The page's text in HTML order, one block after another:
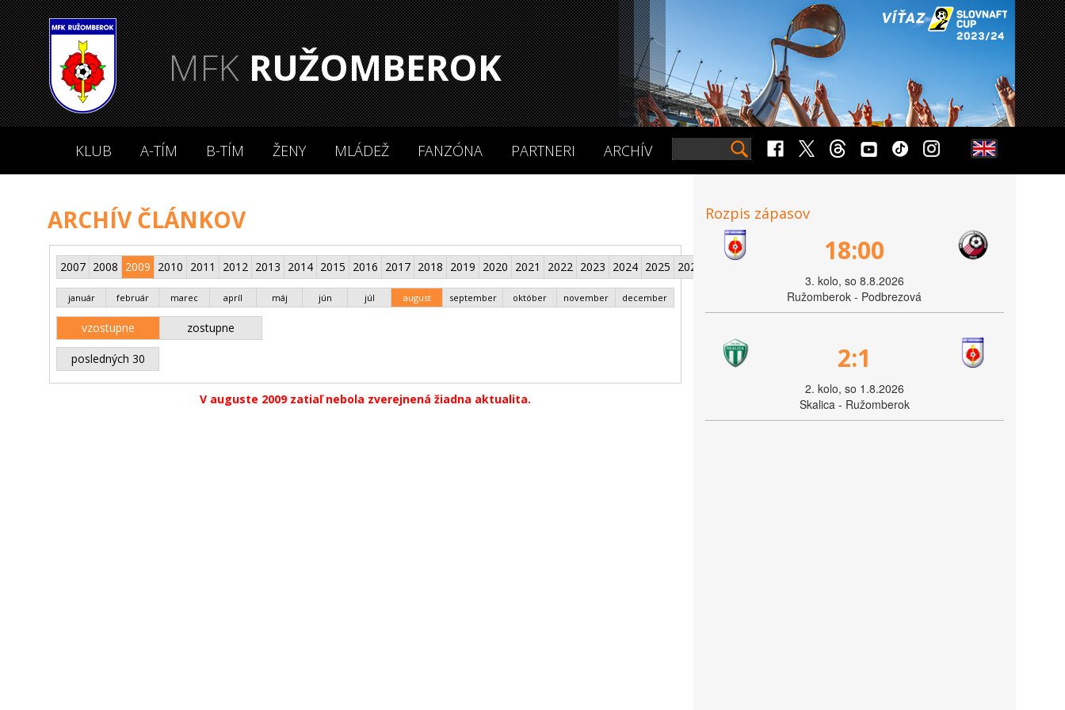
MFKRUŽOMBEROK
KLUB A-TÍM B-TÍM ŽENY MLÁDEŽ FANZÓNA PARTNERI ARCHÍV
ARCHÍV ČLÁNKOV
2007 2008 2009 2010 2011 2012 2013 2014 2015 2016 2017 2018 2019 2020 2021 2022 2023 2024 2025 2026
január február marec apríl máj jún júl august september október november december
vzostupne zostupne
posledných 30
V auguste 2009 zatiaľ nebola zverejnená žiadna aktualita.
Rozpis zápasov
18:00
3. kolo, so 8.8.2026
Ružomberok - Podbrezová
2:1
2. kolo, so 1.8.2026
Skalica - Ružomberok